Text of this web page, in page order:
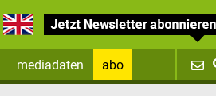
mediadaten
abo